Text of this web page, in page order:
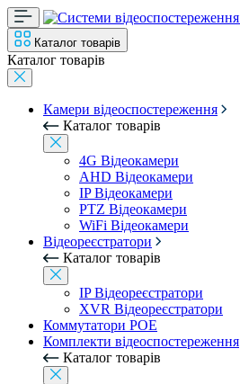
Каталог товарів
Каталог товарів
Камери відеоспостереження
Каталог товарів
4G Відеокамери
AHD Відеокамери
IP Відеокамери
PTZ Відеокамери
WiFi Відеокамери
Відеореєстратори
Каталог товарів
IP Відеореєстратори
XVR Відеореєстратори
Коммутатори POE
Комплекти відеоспостереження
Каталог товарів